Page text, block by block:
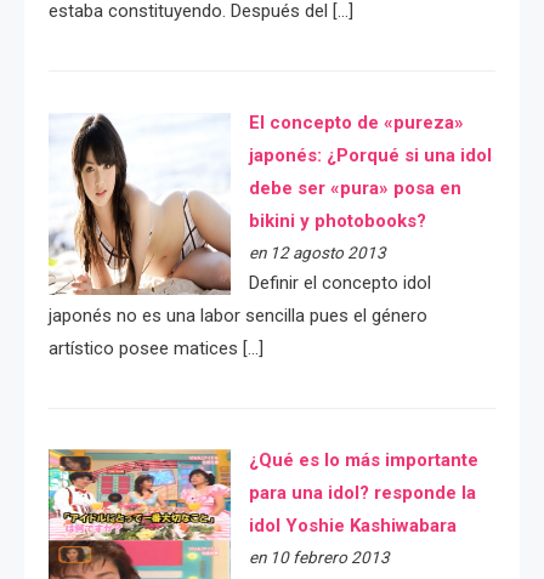
estaba constituyendo. Después del […]
El concepto de «pureza»
japonés: ¿Porqué si una idol
debe ser «pura» posa en
bikini y photobooks?
en 12 agosto 2013
Definir el concepto idol
japonés no es una labor sencilla pues el género
artístico posee matices […]
¿Qué es lo más importante
para una idol? responde la
idol Yoshie Kashiwabara
en 10 febrero 2013